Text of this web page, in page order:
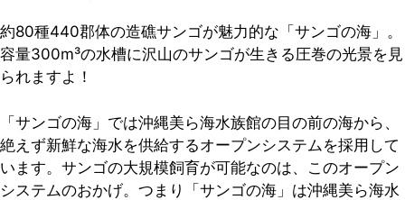
約80種440郡体の造礁サンゴが魅力的な「サンゴの海」。
容量300m³の水槽に沢山のサンゴが生きる圧巻の光景を見
られますよ！
「サンゴの海」では沖縄美ら海水族館の目の前の海から、
絶えず新鮮な海水を供給するオープンシステムを採用して
います。サンゴの大規模飼育が可能なのは、このオープン
システムのおかげ。つまり「サンゴの海」は沖縄美ら海水